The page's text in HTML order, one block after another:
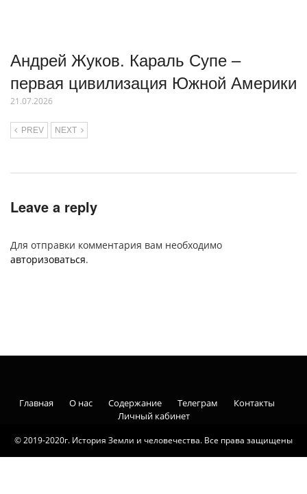
Андрей Жуков. Караль Супе –
первая цивилизация Южной Америки
21.07.2026
PREV NEXT
Leave a reply
Для отправки комментария вам необходимо
авторизоваться.
© 2019-2020г. История Земли и человечества. Все права защищены
Главная О нас Содержание Телеграм
Контакты
Личный кабинет